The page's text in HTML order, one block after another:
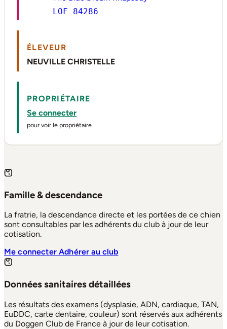
LOF 84286
ÉLEVEUR
NEUVILLE CHRISTELLE
PROPRIÉTAIRE
Se connecter
pour voir le propriétaire
Famille & descendance
La fratrie, la descendance directe et les portées de ce chien
sont consultables par les adhérents du club à jour de leur
cotisation.
Me connecterAdhérer au club
Données sanitaires détaillées
Les résultats des examens (dysplasie, ADN, cardiaque, TAN,
EuDDC, carte dentaire, couleur) sont réservés aux adhérents
du Doggen Club de France à jour de leur cotisation.